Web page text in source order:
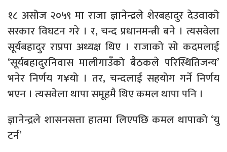
१८ असोज २०५९ मा राजा ज्ञानेन्द्रले शेरबहादुर देउवाको
सरकार विघटन गरे । र, चन्द प्रधानमन्त्री बने । त्यसवेला
सूर्यबहादुर राप्रपा अध्यक्ष थिए । राजाको सो कदमलाई
‘सूर्यबहादुरनिवास मालीगाउँको बैठकले परिस्थितिजन्य’
भनेर निर्णय ग¥यो । तर, चन्दलाई सहयोग गर्ने निर्णय
भएन । त्यसवेला थापा समूहमै थिए कमल थापा पनि ।
ज्ञानेन्द्रले शासनसत्ता हातमा लिएपछि कमल थापाको ‘यु
टर्न’